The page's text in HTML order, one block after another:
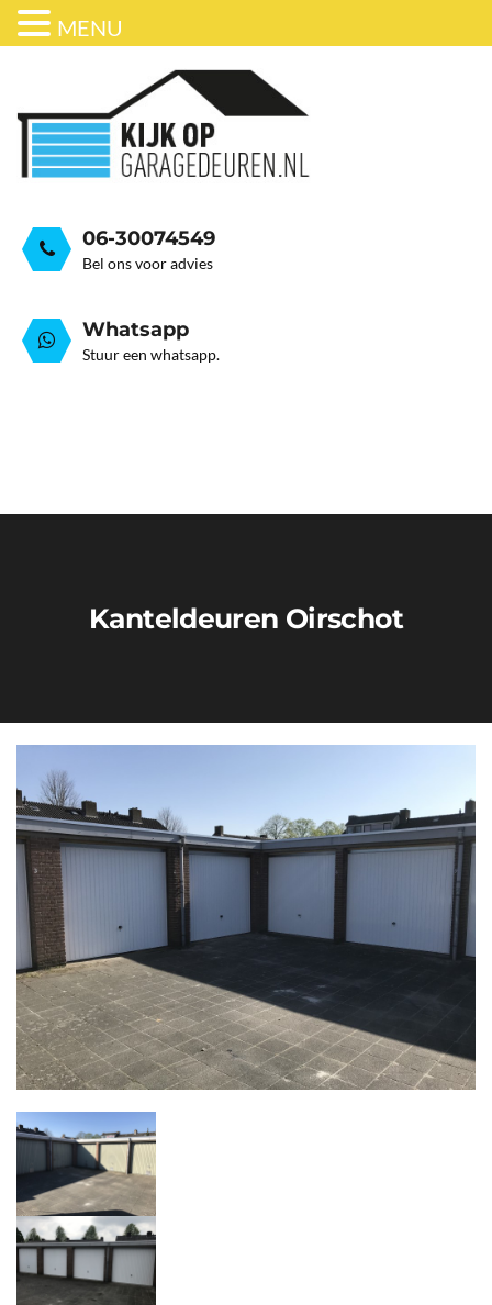
GRATIS ADVIESGESPREK
OVER ONS
GARAGEDEUREN
STALEN GARAGE KANTELDEUREN
06-30074549
Bel ons voor advies
Whatsapp
Stuur een whatsapp.
Kanteldeuren Oirschot
MENU